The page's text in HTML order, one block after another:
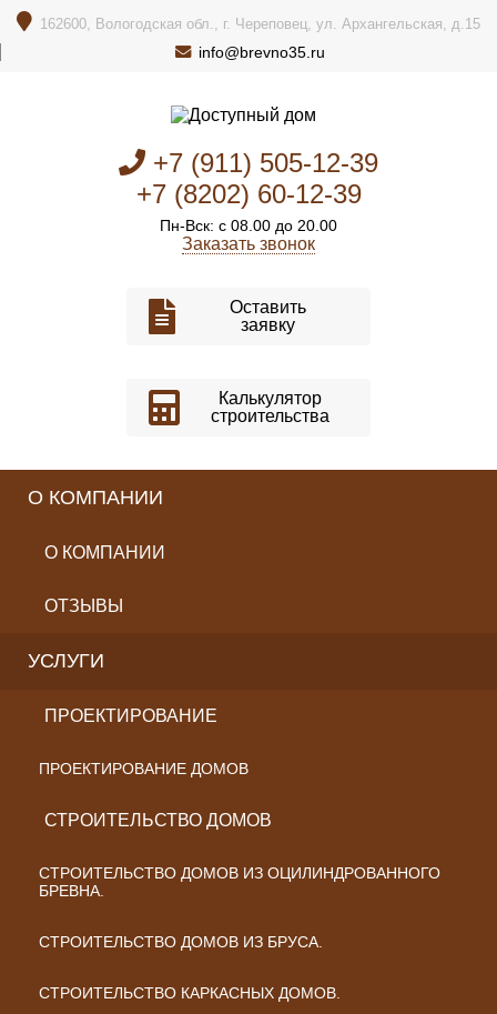
162600, Вологодская обл., г. Череповец, ул. Архангельская, д.15
info@brevno35.ru
+7 (911) 505-12-39
+7 (8202) 60-12-39
Пн-Вск: с 08.00 до 20.00
Заказать звонок
Оставить
заявку
Калькулятор
строительства
О КОМПАНИИ
О КОМПАНИИ
ОТЗЫВЫ
УСЛУГИ
ПРОЕКТИРОВАНИЕ
ПРОЕКТИРОВАНИЕ ДОМОВ
СТРОИТЕЛЬСТВО ДОМОВ
СТРОИТЕЛЬСТВО ДОМОВ ИЗ ОЦИЛИНДРОВАННОГО
БРЕВНА.
СТРОИТЕЛЬСТВО ДОМОВ ИЗ БРУСА.
СТРОИТЕЛЬСТВО КАРКАСНЫХ ДОМОВ.